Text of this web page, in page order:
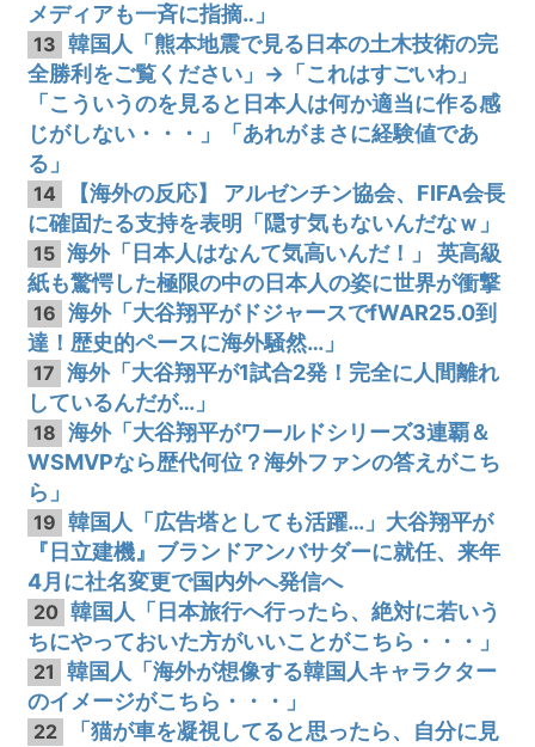
メディアも一斉に指摘‥」
13 韓国人「熊本地震で見る日本の土木技術の完
全勝利をご覧ください」→「これはすごいわ」
「こういうのを見ると日本人は何か適当に作る感
じがしない・・・」「あれがまさに経験値であ
る」
14
【海外の反応】 アルゼンチン協会、FIFA会長
に確固たる支持を表明「隠す気もないんだなｗ」
15 海外「日本人はなんて気高いんだ！」 英高級
紙も驚愕した極限の中の日本人の姿に世界が衝撃
16 海外「大谷翔平がドジャースでfWAR25.0到
達！歴史的ペースに海外騒然…」
17 海外「大谷翔平が1試合2発！完全に人間離れ
しているんだが…」
18 海外「大谷翔平がワールドシリーズ3連覇＆
WSMVPなら歴代何位？海外ファンの答えがこち
ら」
19 韓国人「広告塔としても活躍…」大谷翔平が
『日立建機』ブランドアンバサダーに就任、来年
4月に社名変更で国内外へ発信へ
20 韓国人「日本旅行へ行ったら、絶対に若いう
ちにやっておいた方がいいことがこちら・・・」
21
韓国人「海外が想像する韓国人キャラクター
のイメージがこちら・・・」
22
「猫が車を凝視してると思ったら、自分に見